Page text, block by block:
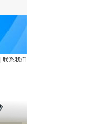
联系我们